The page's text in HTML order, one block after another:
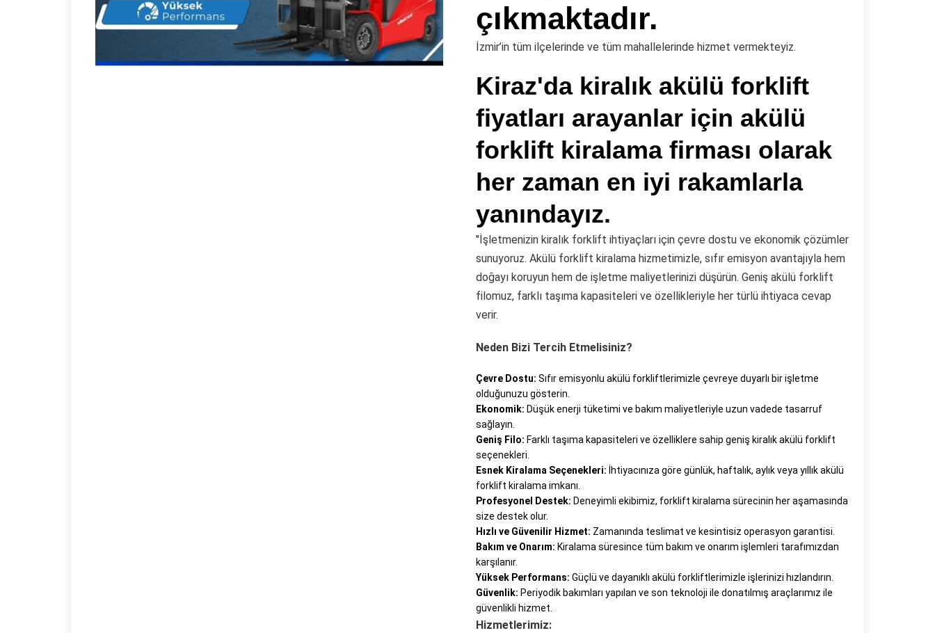
çıkmaktadır.
İzmir’in tüm ilçelerinde ve tüm mahallelerinde hizmet vermekteyiz.
Kiraz'da kiralık akülü forklift
fiyatları arayanlar için akülü
forklift kiralama firması olarak
her zaman en iyi rakamlarla
yanındayız.
"İşletmenizin kiralık forklift ihtiyaçları için çevre dostu ve ekonomik çözümler
sunuyoruz. Akülü forklift kiralama hizmetimizle, sıfır emisyon avantajıyla hem
doğayı koruyun hem de işletme maliyetlerinizi düşürün. Geniş akülü forklift
filomuz, farklı taşıma kapasiteleri ve özellikleriyle her türlü ihtiyaca cevap
verir.
Neden Bizi Tercih Etmelisiniz?
Çevre Dostu: Sıfır emisyonlu akülü forkliftlerimizle çevreye duyarlı bir işletme
olduğunuzu gösterin.
Ekonomik: Düşük enerji tüketimi ve bakım maliyetleriyle uzun vadede tasarruf
sağlayın.
Geniş Filo: Farklı taşıma kapasiteleri ve özelliklere sahip geniş kiralık akülü forklift
seçenekleri.
Esnek Kiralama Seçenekleri: İhtiyacınıza göre günlük, haftalık, aylık veya yıllık akülü
forklift kiralama imkanı.
Profesyonel Destek: Deneyimli ekibimiz, forklift kiralama sürecinin her aşamasında
size destek olur.
Hızlı ve Güvenilir Hizmet: Zamanında teslimat ve kesintisiz operasyon garantisi.
Bakım ve Onarım: Kiralama süresince tüm bakım ve onarım işlemleri tarafımızdan
karşılanır.
Yüksek Performans: Güçlü ve dayanıklı akülü forkliftlerimizle işlerinizi hızlandırın.
Güvenlik: Periyodik bakımları yapılan ve son teknoloji ile donatılmış araçlarımız ile
güvenlikli hizmet.
Hizmetlerimiz: